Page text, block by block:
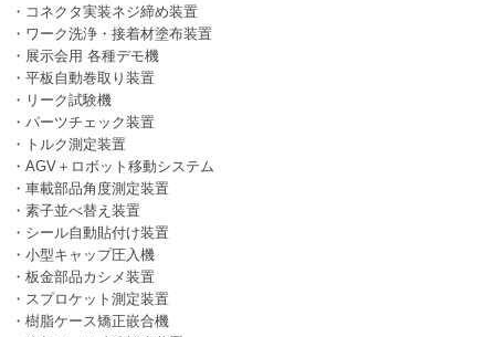
・コネクタ実装ネジ締め装置
・ワーク洗浄・接着材塗布装置
・展示会用 各種デモ機
・平板自動巻取り装置
・リーク試験機
・パーツチェック装置
・トルク測定装置
・AGV＋ロボット移動システム
・車載部品角度測定装置
・素子並べ替え装置
・シール自動貼付け装置
・小型キャップ圧入機
・板金部品カシメ装置
・スプロケット測定装置
・樹脂ケース矯正嵌合機